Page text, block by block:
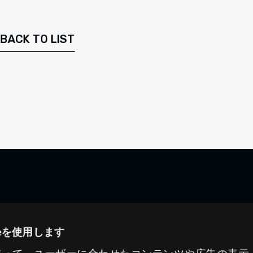
使用します
BACK TO LIST